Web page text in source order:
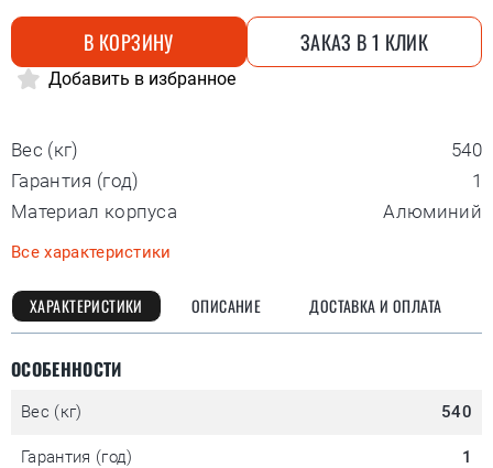
В КОРЗИНУ ЗАКАЗ В 1 КЛИК
Добавить в избранное
Вес (кг)
540
Гарантия (год)
1
Материал корпуса
Алюминий
Все характеристики
ХАРАКТЕРИСТИКИ ОПИСАНИЕ ДОСТАВКА И ОПЛАТА
ОСОБЕННОСТИ
Вес (кг) 540
Гарантия (год) 1